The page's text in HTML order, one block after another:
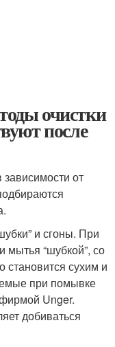
очистки
после
от
и сгоны. При
“шубкой”, со
становится сухим и
при помывке
Unger.
добиваться